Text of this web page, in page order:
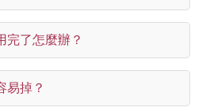
完了怎麼辦？
易掉？